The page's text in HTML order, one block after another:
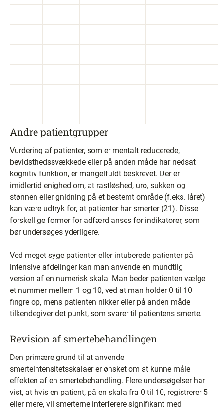
Andre patientgrupper
Vurdering af patienter, som er mentalt reducerede,
bevidsthedssvækkede eller på anden måde har nedsat
kognitiv funktion, er mangelfuldt beskrevet. Der er
imidlertid enighed om, at rastløshed, uro, sukken og
stønnen eller gnidning på et bestemt område (f.eks. låret)
kan være udtryk for, at patienter har smerter (21). Disse
forskellige former for adfærd anses for indikatorer, som
bør undersøges yderligere.
Ved meget syge patienter eller intuberede patienter på
intensive afdelinger kan man anvende en mundtlig
version af en numerisk skala. Man beder patienten vælge
et nummer mellem 1 og 10, ved at man holder 0 til 10
fingre op, mens patienten nikker eller på anden måde
tilkendegiver det punkt, som svarer til patientens smerte.
Revision af smertebehandlingen
Den primære grund til at anvende
smerteintensitetsskalaer er ønsket om at kunne måle
effekten af en smertebehandling. Flere undersøgelser har
vist, at hvis en patient, på en skala fra 0 til 10, registrerer 5
eller mere, vil smerterne interferere signifikant med